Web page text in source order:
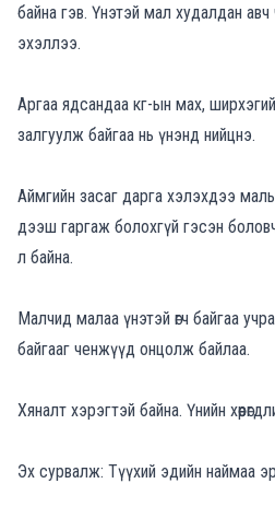
байна гэв. Үнэтэй мал худалдан
эхэллээ.
Аргаа ядсандаа кг-ын мах,
залгуулж байгаа нь үнэнд нийцнэ.
Аймгийн засаг дарга хэлэхдээ малын
дээш гаргаж болохгүй гэсэн
л байна.
Малчид малаа үнэтэй өгч байгаа
байгааг ченжүүд онцолж байлаа.
Хяналт хэрэгтэй байна. Үнийн
Эх сурвалж: Түүхий эдийн наймаа